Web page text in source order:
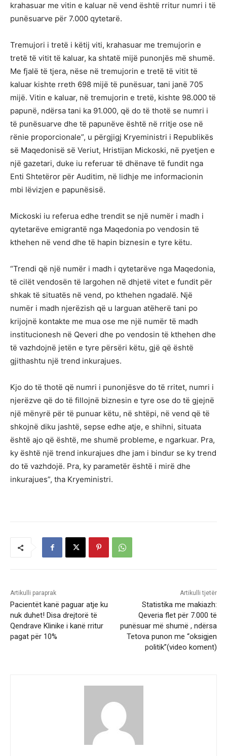
krahasuar me vitin e kaluar në vend është rritur numri i të
punësuarve për 7.000 qytetarë.
Tremujori i tretë i këtij viti, krahasuar me tremujorin e
tretë të vitit të kaluar, ka shtatë mijë punonjës më shumë.
Me fjalë të tjera, nëse në tremujorin e tretë të vitit të
kaluar kishte rreth 698 mijë të punësuar, tani janë 705
mijë. Vitin e kaluar, në tremujorin e tretë, kishte 98.000 të
papunë, ndërsa tani ka 91.000, që do të thotë se numri i
të punësuarve dhe të papunëve është në rritje ose në
rënie proporcionale”, u përgjigj Kryeministri i Republikës
së Maqedonisë së Veriut, Hristijan Mickoski, në pyetjen e
një gazetari, duke iu referuar të dhënave të fundit nga
Enti Shtetëror për Auditim, në lidhje me informacionin
mbi lëvizjen e papunësisë.
Mickoski iu referua edhe trendit se një numër i madh i
qytetarëve emigrantë nga Maqedonia po vendosin të
kthehen në vend dhe të hapin biznesin e tyre këtu.
“Trendi që një numër i madh i qytetarëve nga Maqedonia,
të cilët vendosën të largohen në dhjetë vitet e fundit për
shkak të situatës në vend, po kthehen ngadalë. Një
numër i madh njerëzish që u larguan atëherë tani po
krijojnë kontakte me mua ose me një numër të madh
institucionesh në Qeveri dhe po vendosin të kthehen dhe
të vazhdojnë jetën e tyre përsëri këtu, gjë që është
gjithashtu një trend inkurajues.
Kjo do të thotë që numri i punonjësve do të rritet, numri i
njerëzve që do të fillojnë biznesin e tyre ose do të gjejnë
një mënyrë për të punuar këtu, në shtëpi, në vend që të
shkojnë diku jashtë, sepse edhe atje, e shihni, situata
është ajo që është, me shumë probleme, e ngarkuar. Pra,
ky është një trend inkurajues dhe jam i bindur se ky trend
do të vazhdojë. Pra, ky parametër është i mirë dhe
inkurajues”, tha Kryeministri.
Artikulli paraprak
Pacientët kanë paguar atje ku
nuk duhet! Disa drejtorë të
Qendrave Klinike i kanë rritur
pagat për 10%
Artikulli tjetër
Statistika me makiazh:
Qeveria flet për 7.000 të
punësuar më shumë , ndërsa
Tetova punon me “oksigjen
politik”(video koment)